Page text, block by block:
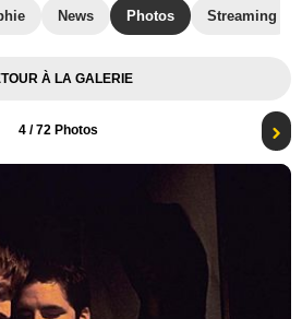
News Photos Streaming
À LA GALERIE
4/ 72 Photos